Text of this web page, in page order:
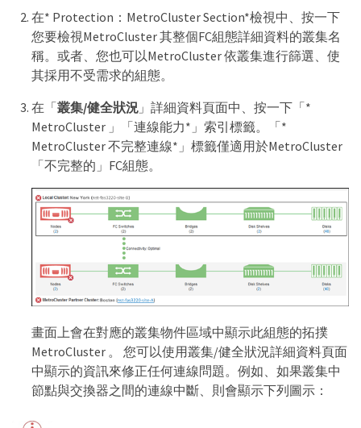
在* Protection：MetroCluster Section*檢視中、按一下
您要檢視MetroCluster 其整個FC組態詳細資料的叢集名
稱。或者、您也可以MetroCluster 依叢集進行篩選、使
其採用不受需求的組態。
在「叢集/健全狀況」詳細資料頁面中、按一下「*
MetroCluster 」「連線能力*」索引標籤。「*
MetroCluster 不完整連線*」標籤僅適用於MetroCluster
「不完整的」FC組態。
畫面上會在對應的叢集物件區域中顯示此組態的拓撲
MetroCluster 。 您可以使用叢集/健全狀況詳細資料頁面
中顯示的資訊來修正任何連線問題。例如、如果叢集中
節點與交換器之間的連線中斷、則會顯示下列圖示：